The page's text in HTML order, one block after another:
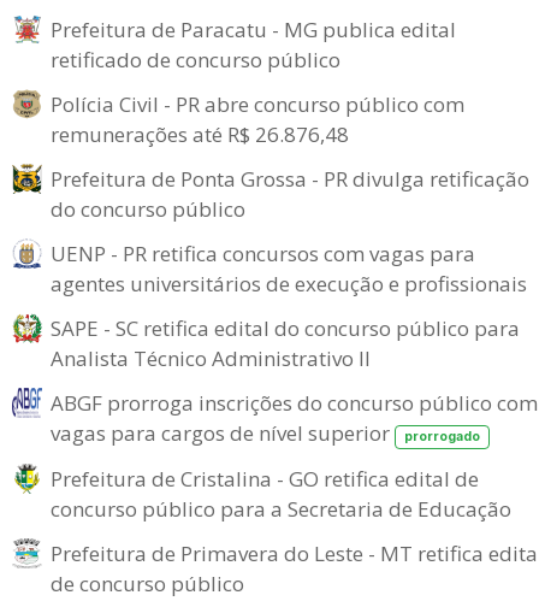
Prefeitura de Paracatu - MG publica edital
retificado de concurso público
Polícia Civil - PR abre concurso público com
remunerações até R$ 26.876,48
Prefeitura de Ponta Grossa - PR divulga retificação
do concurso público
UENP - PR retifica concursos com vagas para
agentes universitários de execução e profissionais
SAPE - SC retifica edital do concurso público para
Analista Técnico Administrativo II
ABGF prorroga inscrições do concurso público com
vagas para cargos de nível superior
prorrogado
Prefeitura de Cristalina - GO retifica edital de
concurso público para a Secretaria de Educação
Prefeitura de Primavera do Leste - MT retifica
de concurso público